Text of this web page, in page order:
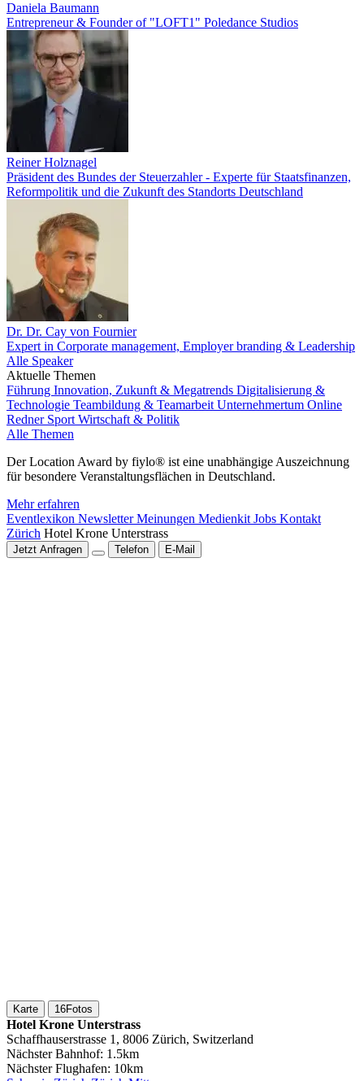
Daniela Baumann
Entrepreneur & Founder of "LOFT1" Poledance Studios
Reiner Holznagel
Präsident des Bundes der Steuerzahler - Experte für Staatsfinanzen,
Reformpolitik und die Zukunft des Standorts Deutschland
Dr. Dr. Cay von Fournier
Expert in Corporate management, Employer branding & Leadership
Alle Speaker
Aktuelle Themen
Führung Innovation, Zukunft & Megatrends Digitalisierung &
Technologie Teambildung & Teamarbeit Unternehmertum Online
Redner Sport Wirtschaft & Politik
Alle Themen
Der Location Award by fiylo® ist eine unabhängige Auszeichnung
für besondere Veranstaltungsflächen in Deutschland.
Mehr erfahren
Eventlexikon NewsletterMeinungen Medienkit Jobs Kontakt
Zürich Hotel Krone Unterstrass
Jetzt Anfragen Telefon E-Mail
Karte 16Fotos
Hotel Krone Unterstrass
Schaffhauserstrasse 1, 8006 Zürich, Switzerland
Nächster Bahnhof: 1.5km
Nächster Flughafen: 10km